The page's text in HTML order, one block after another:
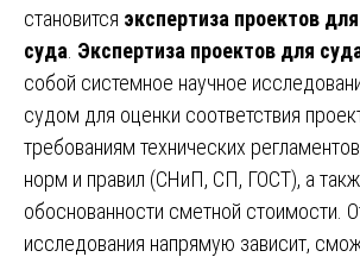
становится экспертиза проектов для
суда Экспертиза проектов для
собой системное научное
судом для оценки соответствия
требованиям технических
норм и правил (СНиП, СП, ГОСТ), а
обоснованности сметной стоимости.
исследования напрямую зависит,